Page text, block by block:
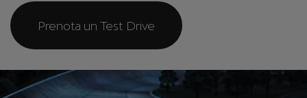
Prenota un Test Drive